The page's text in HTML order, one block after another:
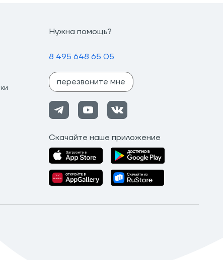
Нужна помощь?
8 495 648 65 05
перезвоните мне
Скачайте наше приложение